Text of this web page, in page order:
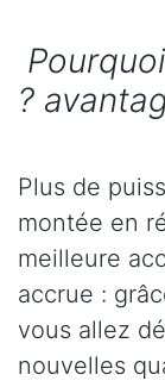
?
Plus de
montée en
meilleure
accrue :
vous allez
nouvelles